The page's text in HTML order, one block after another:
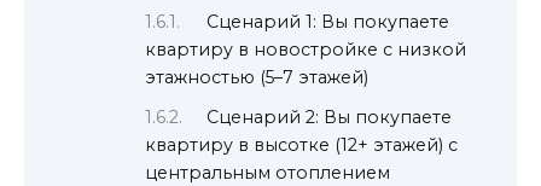
Сценарий 1: Вы покупаете
квартиру в новостройке с низкой
этажностью (5–7 этажей)
Сценарий 2: Вы покупаете
квартиру в высотке (12+ этажей) с
центральным отоплением